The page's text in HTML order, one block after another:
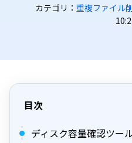
カテゴリ： 重複ファイル
目次
ディスク容量確認ツー